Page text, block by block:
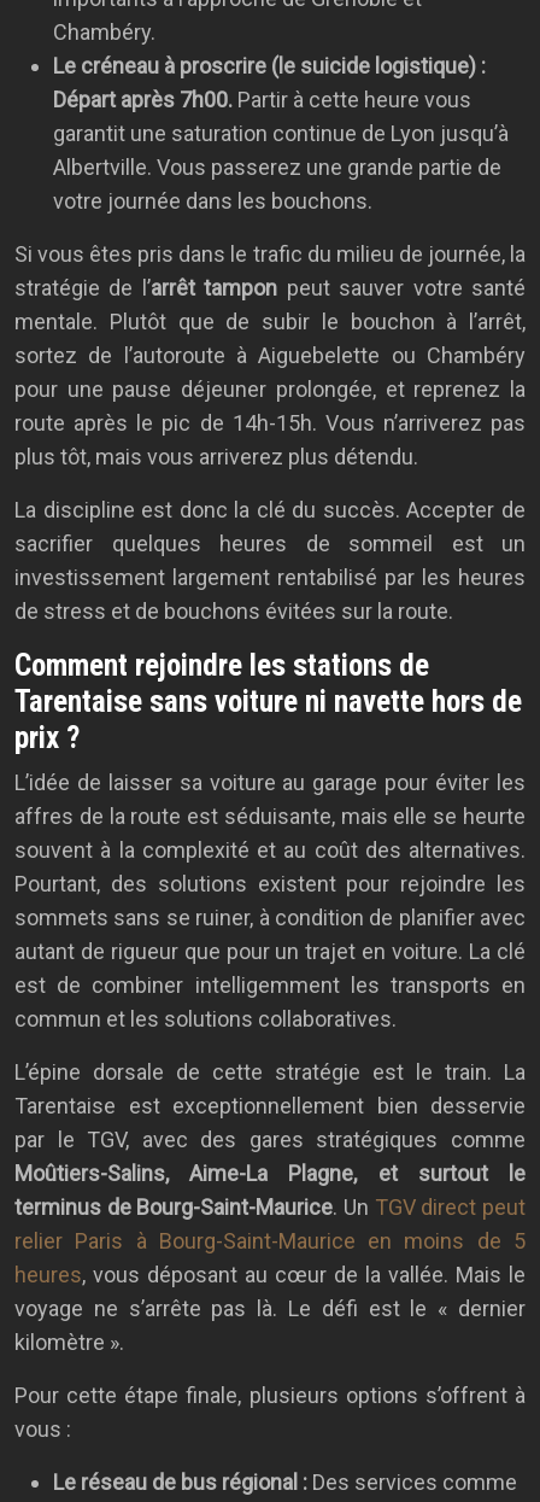
Chambéry.
Le créneau à proscrire (le suicide logistique) :
Départ après 7h00. Partir à cette heure vous
garantit une saturation continue de Lyon jusqu’à
Albertville. Vous passerez une grande partie de
votre journée dans les bouchons.
Si vous êtes pris dans le trafic du milieu de journée, la
stratégie de l’arrêt tampon peut sauver votre santé
mentale. Plutôt que de subir le bouchon à l’arrêt,
sortez de l’autoroute à Aiguebelette ou Chambéry
pour une pause déjeuner prolongée, et reprenez la
route après le pic de 14h-15h. Vous n’arriverez pas
plus tôt, mais vous arriverez plus détendu.
La discipline est donc la clé du succès. Accepter de
sacrifier quelques heures de sommeil est un
investissement largement rentabilisé par les heures
de stress et de bouchons évitées sur la route.
Comment rejoindre les stations de
Tarentaise sans voiture ni navette hors de
prix ?
L’idée de laisser sa voiture au garage pour éviter les
affres de la route est séduisante, mais elle se heurte
souvent à la complexité et au coût des alternatives.
Pourtant, des solutions existent pour rejoindre les
sommets sans se ruiner, à condition de planifier avec
autant de rigueur que pour un trajet en voiture. La clé
est de combiner intelligemment les transports en
commun et les solutions collaboratives.
L’épine dorsale de cette stratégie est le train. La
Tarentaise est exceptionnellement bien desservie
par le TGV, avec des gares stratégiques comme
Moûtiers-Salins, Aime-La Plagne, et surtout le
terminus de Bourg-Saint-Maurice. Un TGV direct peut
relier Paris à Bourg-Saint-Maurice en moins de 5
heures, vous déposant au cœur de la vallée. Mais le
voyage ne s’arrête pas là. Le défi est le « dernier
kilomètre ».
Pour cette étape finale, plusieurs options s’offrent à
vous :
Le réseau de bus régional : Des services comme